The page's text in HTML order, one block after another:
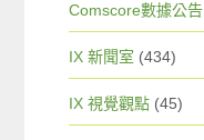
Comscore數據公告
IX 新聞室 (434)
IX 視覺觀點 (45)